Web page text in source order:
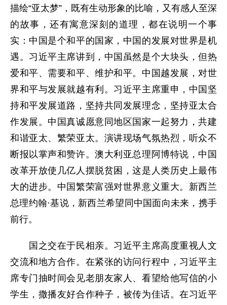
描绘“亚太梦”，既有生动形象的比喻，又有感人至深
的故事，还有寓意深刻的道理，都在说明一个事
实：中国是个和平的国家，中国的发展对世界是机
遇。习近平主席讲到，中国虽然是个大块头，但热
爱和平、需要和平、维护和平。中国越发展，对世
界和平与发展就越有利。习近平主席重申，中国坚
持和平发展道路，坚持共同发展理念，坚持亚太合
作发展。中国真诚愿意同地区国家一起努力，共建
和谐亚太、繁荣亚太。演讲现场气氛热烈，听众不
断报以掌声和赞许。澳大利亚总理阿博特说，中国
改革开放使几亿人摆脱贫困，这是人类历史上最伟
大的进步。中国繁荣富强对世界意义重大。新西兰
总理约翰·基说，新西兰希望同中国面向未来，携手
前行。
国之交在于民相亲。习近平主席高度重视人文
交流和地方合作。在紧张的访问行程中，习近平主
席专门抽时间会见老朋友家人、看望给他写信的小
学生，撒播友好合作种子，被传为佳话。在习近平